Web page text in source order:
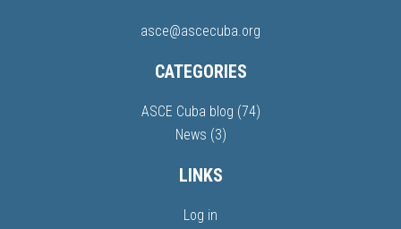
asce@ascecuba.org
CATEGORIES
ASCE Cuba blog (74)
News (3)
LINKS
Log in